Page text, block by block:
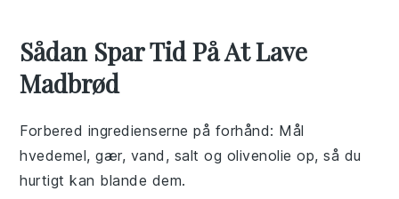
Sådan Spar Tid På At Lave
Madbrød
Forbered ingredienserne på forhånd: Mål
hvedemel,gær, vand , salt og olivenolie op, så du
hurtigt kan blande dem.